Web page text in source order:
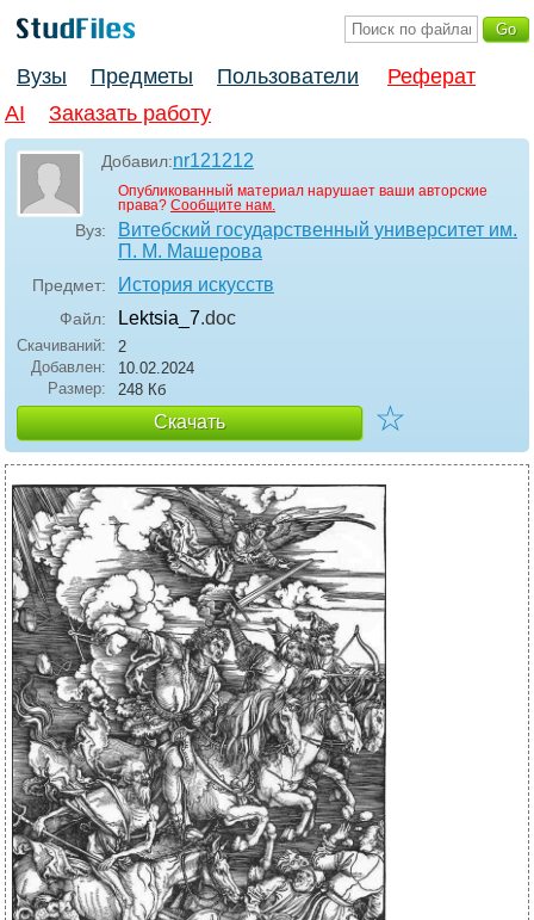
Вузы Предметы Пользователи
Реферат
AI
Заказать работу
Добавил:nr121212
Опубликованный материал нарушает ваши авторские
права? Сообщите нам.
Вуз:
Витебский государственный университет им.
П. М. Машерова
Предмет: История искусств
Файл: Lektsia_7.doc
Скачиваний:
2
Добавлен:
10.02.2024
Размер:
248 Кб
Скачать ☆